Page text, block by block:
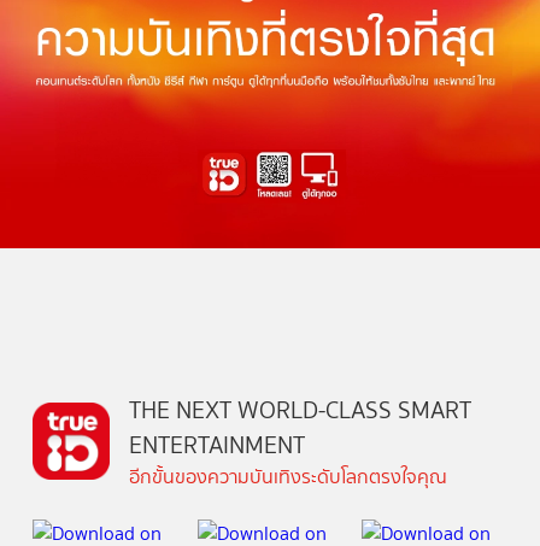
THE NEXT WORLD-CLASS SMART
ENTERTAINMENT
อีกขั้นของความบันเทิงระดับโลกตรงใจคุณ